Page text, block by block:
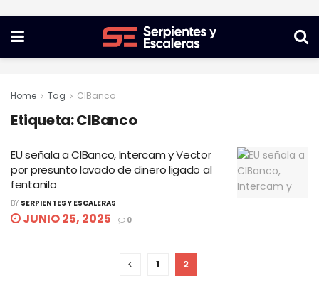
Home Tag CIBanco
Etiqueta:CIBanco
EU señala a CIBanco, Intercam y Vector
por presunto lavado de dinero ligado al
fentanilo
BY SERPIENTES Y ESCALERAS
JUNIO 25, 2025 0
1 2